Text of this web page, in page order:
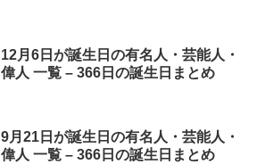
12月6日が誕生日の有名人・芸能人・
偉人 一覧 – 366日の誕生日まとめ
9月21日が誕生日の有名人・芸能人・
偉人 一覧 – 366日の誕生日まとめ